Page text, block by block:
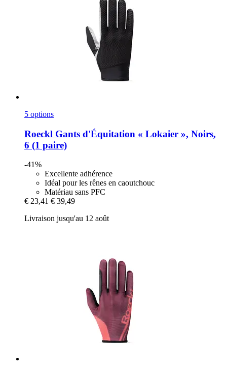
5 options
Roeckl Gants d'Équitation « Lokaier », Noirs,
6 (1 paire)
-41%
Excellente adhérence
Idéal pour les rênes en caoutchouc
Matériau sans PFC
€ 23,41 € 39,49
Livraison jusqu'au 12 août